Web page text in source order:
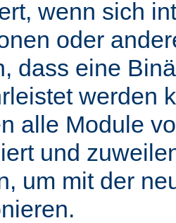
wenn sich
oder
dass eine
werden
alle Module
und
um mit der